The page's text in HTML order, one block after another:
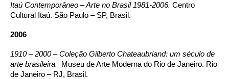
Itaú Contemporâneo – Arte no Brasil 1981-2006. Centro
Cultural Itaú. São Paulo – SP, Brasil.
2006
1910 – 2000 – Coleção Gilberto Chateaubriand: um século de
arte brasileira. Museu de Arte Moderna do Rio de Janeiro. Rio
de Janeiro – RJ, Brasil.